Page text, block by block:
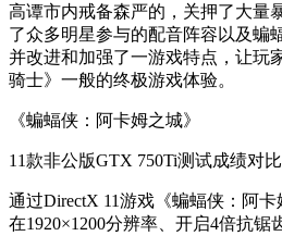
高谭市内戒备森严的，关押了大量
了众多明星参与的配音阵容以及蝙
并改进和加强了一游戏特点，让玩
骑士》一般的终极游戏体验。
《蝙蝠侠：阿卡姆之城》
11款非公版GTX 750Ti测试成绩对比
通过DirectX 11游戏《蝙蝠侠：阿卡
在1920×1200分辨率、开启4倍抗锯